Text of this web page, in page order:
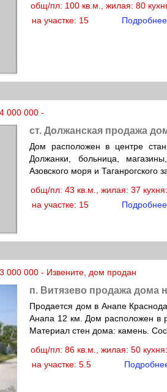
общ/пл: 100 кв.м., жилая: 80
на участке: 15
Подробнее
000 000 -
ст. Должанская продажа
Дом расположен в центре
Должанки, больница,
Азовского моря и Таганрогского
общ/пл: 43 кв.м., жилая: 37
на участке: 15
Подробнее
000 - Извените, дом продан
п. Витязево продажа дома
Продается дом в Анапе
Анапа 12 км. Дом расположен в
Материал стен дома: камень.
общ/пл: 86 кв.м., жилая: 50
на участке: 5.5